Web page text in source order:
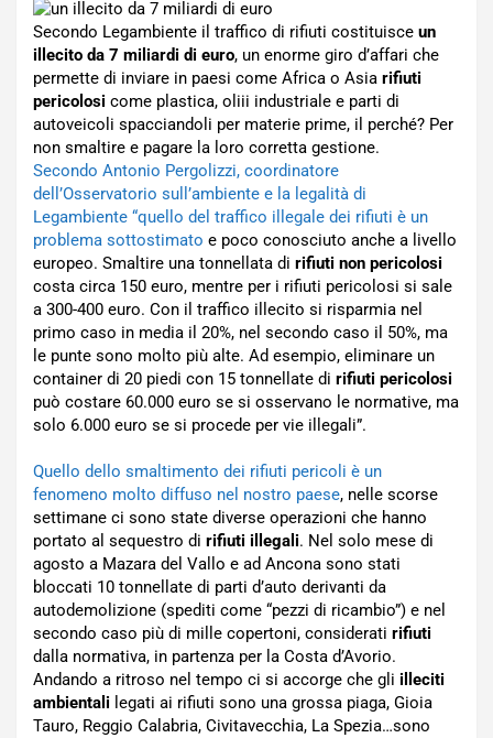
Secondo Legambiente il traffico di rifiuti costituisce un
illecito da 7 miliardi di euro, un enorme giro d’affari che
permette di inviare in paesi come Africa o Asia rifiuti
pericolosi come plastica, oliii industriale e parti di
autoveicoli spacciandoli per materie prime, il perché? Per
non smaltire e pagare la loro corretta gestione.
Secondo Antonio Pergolizzi, coordinatore
dell’Osservatorio sull’ambiente e la legalità di
Legambiente “quello del traffico illegale dei rifiuti è un
problema sottostimato e poco conosciuto anche a livello
europeo. Smaltire una tonnellata di rifiuti non pericolosi
costa circa 150 euro, mentre per i rifiuti pericolosi si sale
a 300-400 euro. Con il traffico illecito si risparmia nel
primo caso in media il 20%, nel secondo caso il 50%, ma
le punte sono molto più alte. Ad esempio, eliminare un
container di 20 piedi con 15 tonnellate di rifiuti pericolosi
può costare 60.000 euro se si osservano le normative, ma
solo 6.000 euro se si procede per vie illegali”.
Quello dello smaltimento dei rifiuti pericoli è un
fenomeno molto diffuso nel nostro paese, nelle scorse
settimane ci sono state diverse operazioni che hanno
portato al sequestro di rifiuti illegali. Nel solo mese di
agosto a Mazara del Vallo e ad Ancona sono stati
bloccati 10 tonnellate di parti d’auto derivanti da
autodemolizione (spediti come “pezzi di ricambio”) e nel
secondo caso più di mille copertoni, considerati rifiuti
dalla normativa, in partenza per la Costa d’Avorio.
Andando a ritroso nel tempo ci si accorge che gli illeciti
ambientali legati ai rifiuti sono una grossa piaga, Gioia
Tauro, Reggio Calabria, Civitavecchia, La Spezia…sono